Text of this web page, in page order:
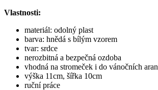
Vlastnosti:
materiál: odolný plast
barva: hnědá s bílým vzorem
tvar: srdce
nerozbitná a bezpečná ozdoba
vhodná na stromeček i do vánočních
výška 11cm, šířka 10cm
ruční práce